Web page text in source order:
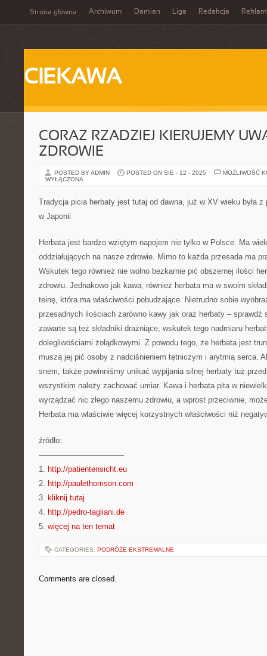
Strona główna Archiwum Damian Liga Redakcja
CIEKAWA
CORAZ RZADZIEJ KIERUJEMY
ZDROWIE
POSTED BY ADMIN POSTED ON SIE - 12 - 2025
MOŻLIWOŚĆ
WYŁĄCZONA
Tradycja picia herbaty jest tutaj od dawna, już w XV wieku była
w Japonii
Herbata jest bardzo wziętym napojem nie tylko w Polsce. Ma
oddziałujących na nasze zdrowie. Mimo to każda przesada ma
Wskutek tego również nie wolno bezkarnie pić obszernej ilości
zdrowiu. Jednakowo jak kawa, również herbata ma w swoim
teinę, która ma właściwości pobudzające. Nietrudno sobie
przesadnych ilościach zarówno kawy jak oraz herbaty – sprawdź
zawarte są też składniki drażniące, wskutek tego nadmiaru
dolegliwościami żołądkowymi. Z powodu tego, że herbata jest
muszą jej pić osoby z nadciśnieniem tętniczym i arytmią serca.
snem, także powinniśmy unikać wypijania silnej herbaty tuż
wszystkim należy zachować umiar. Kawa i herbata pita w
wyrządzać nic złego naszemu zdrowiu, a wprost przeciwnie,
Herbata ma właściwie więcej korzystnych właściwości niż
źródło:
———————————
1. http://patientensicht.eu
2. http://paulethomson.com
3. kliknij tutaj
4. http://pedro-tagliani.de
5. więcej na ten temat
CATEGORIES: PODRÓŻE EKSTREMALNE
Comments are closed.